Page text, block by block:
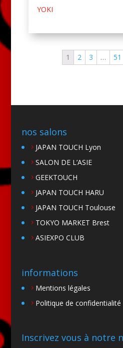
YOKI
1 2 3 … 51
nos salons
JAPAN TOUCH Lyon
SALON DE L’ASIE
GEEKTOUCH
JAPAN TOUCH HARU
JAPAN TOUCH Toulouse
TOKYO MARKET Brest
ASIEXPO CLUB
informations
Mentions légales
Politique de confidentialité
Inscrivez vous à notre